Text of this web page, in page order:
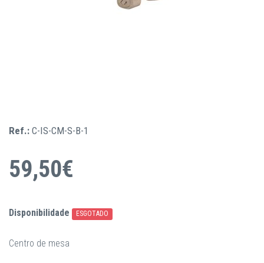
Ref.: C-IS-CM-S-B-1
59,50€
Disponibilidade ESGOTADO
Centro de mesa